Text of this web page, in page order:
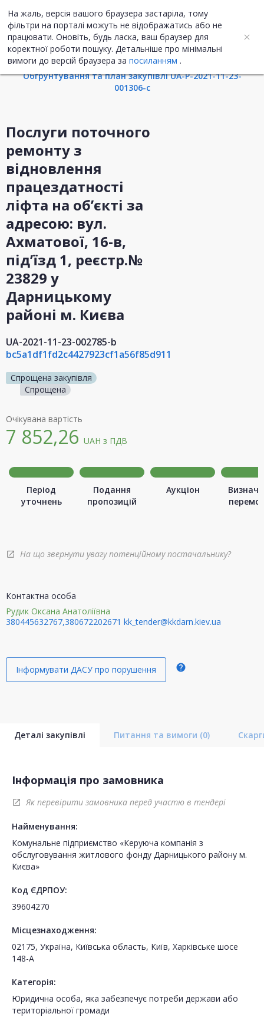
На жаль, версія вашого браузера застаріла, тому
фільтри на порталі можуть не відображатись або не
працювати. Оновіть, будь ласка, ваш браузер для
коректної роботи пошуку. Детальніше про мінімальні
вимоги до версій браузера за посиланням .
UA ENG
Інформація про закупівлю
Обгрунтування та план закупівлі UA-P-2021-11-23-
001306-c
Послуги поточного
ремонту з
відновлення
працездатності
ліфта на об’єкті за
адресою: вул.
Ахматової, 16-в,
під’їзд 1, реєстр.№
23829 у
Дарницькому
районі м. Києва
UA-2021-11-23-002785-b
bc5a1df1fd2c4427923cf1a56f85d911
Спрощена закупівля
Спрощена
Очікувана вартість
7 852,26 UAH з ПДВ
Період
уточнень
Подання
пропозицій
Аукціон
open_in_new На що звернути увагу потенційному постачальнику?
Контактна особа
Рудик Оксана Анатоліївна
380445632767,380672202671 kk_tender@kkdarn.kiev.ua
Інформувати ДАСУ про порушення help
Деталі закупівлі Питання та вимоги (0)
Інформація про замовника
open_in_new Як перевірити замовника перед участю в тендері
Найменування:
Комунальне підприємство «Керуюча компанія з
обслуговування житлового фонду Дарницького району м.
Києва»
Код ЄДРПОУ:
39604270
Місцезнаходження:
02175, Україна, Київська область, Київ, Харківське шосе
148-А
Категорія:
Юридична особа, яка забезпечує потреби держави або
територіальної громади